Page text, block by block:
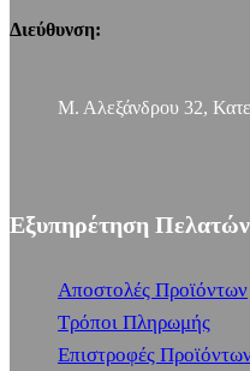
Διεύθυνση:
Μ. Αλεξάνδρου 32,
Εξυπηρέτηση Πελατών
Αποστολές Προϊόντων
Τρόποι Πληρωμής
Επιστροφές